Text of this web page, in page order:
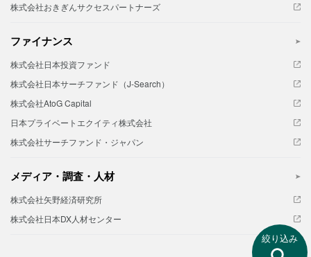
株式会社おきぎんサクセスパートナーズ
ファイナンス
株式会社日本投資ファンド
株式会社日本サーチファンド（J-Search）
株式会社AtoG Capital
日本プライベートエクイティ株式会社
株式会社サーチファンド・ジャパン
メディア・調査・人材
株式会社矢野経済研究所
株式会社日本DX人材センター
絞り込み